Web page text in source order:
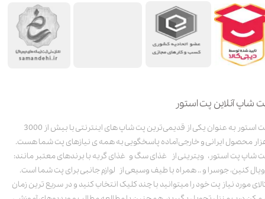
شاپ آنلاین پت استور
پت استور به عنوان یکی از قدیمی‌ترین پت شاپ های اینترنتی با بیش از 3000
محصول ایرانی و خارجی آماده پاسخگویی به همه ی نیازهای پت شما هست.
شاپ پت استور، ویترینی از غذای سگ و غذای گربه با برندهای معتبر مانند:
کنین، جوسرا و .. همراه با طیف وسیعی از لوازم جانبی برای پت شما است.
مورد نیاز پت خود را میتوانید با چند کلیک انتخاب کنید و در سریع ترین زمان